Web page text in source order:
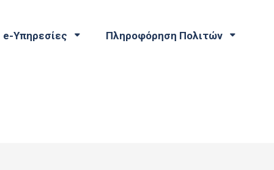
e-Υπηρεσίες Πληροφόρηση Πολιτών